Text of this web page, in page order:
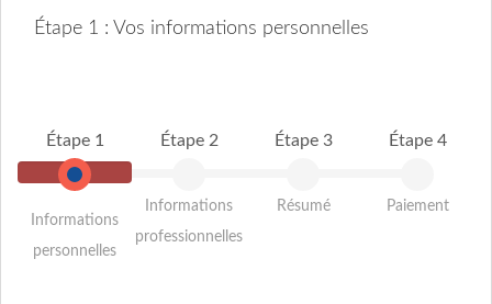
Étape 1 : Vos informations personnelles
Étape 1
Informations
personnelles
Étape 2
Informations
professionnelles
Étape 3
Résumé
Étape 4
Paiement